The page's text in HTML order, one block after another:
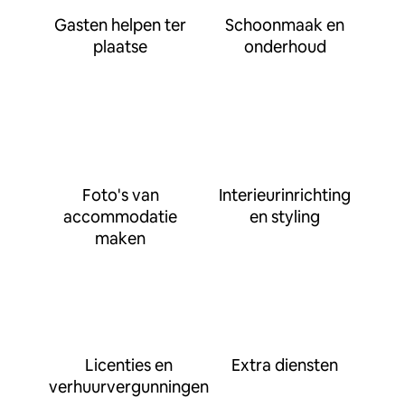
Gasten helpen ter
plaatse
Schoonmaak en
onderhoud
Foto's van
accommodatie
maken
Interieurinrichting
en styling
Licenties en
verhuurvergunningen
Extra diensten